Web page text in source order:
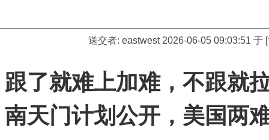
送交者: eastwest2026-06-05 09:03:51 于
跟了就难上加难，不跟就
南天门计划公开，美国两